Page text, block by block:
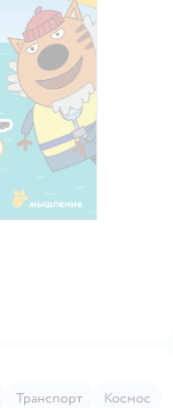
Транспорт
Космос